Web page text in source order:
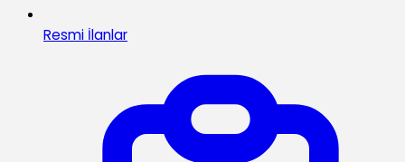
Resmi İlanlar